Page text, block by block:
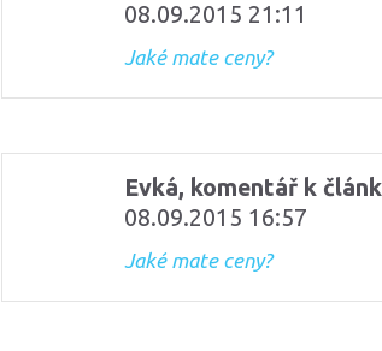
08.09.2015 21:11
Jaké mate ceny?
Evká, komentář k
08.09.2015 16:57
Jaké mate ceny?